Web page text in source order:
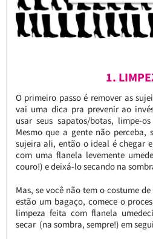
1.
O primeiro passo é remover as
vai uma dica pra prevenir ao
usar seus sapatos/botas, limpe-
Mesmo que a gente não perceba,
sujeira ali, então o ideal é chegar
com uma flanela levemente
couro!) e deixá-lo secando na
Mas, se você não tem o costume
estão um bagaço, comece o
limpeza feita com flanela
secar (na sombra, sempre!) em